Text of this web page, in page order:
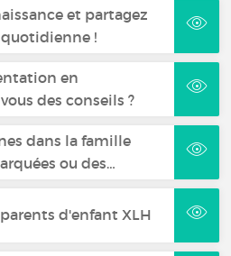
et partagez
!
en
des conseils ?
dans la famille
ou des…
d'enfant XLH